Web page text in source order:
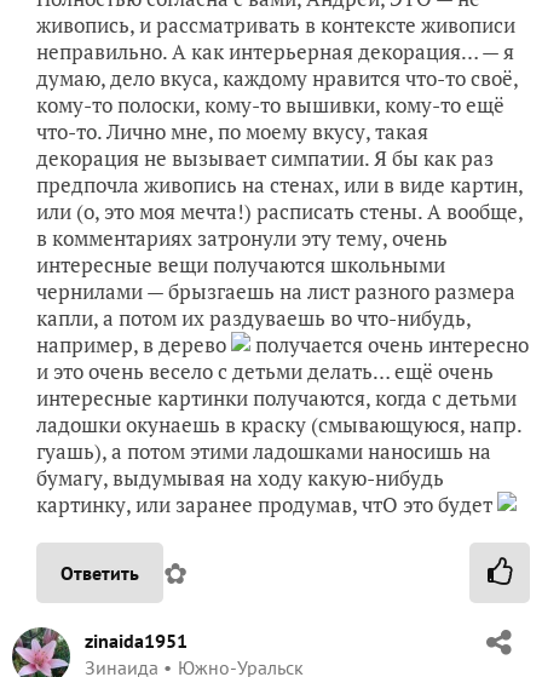
живопись, и рассматривать в контексте живописи
неправильно. А как интерьерная декорация… — я
думаю, дело вкуса, каждому нравится что-то своё,
кому-то полоски, кому-то вышивки, кому-то ещё
что-то. Лично мне, по моему вкусу, такая
декорация не вызывает симпатии. Я бы как раз
предпочла живопись на стенах, или в виде картин,
или (о, это моя мечта!) расписать стены. А вообще,
в комментариях затронули эту тему, очень
интересные вещи получаются школьными
чернилами — брызгаешь на лист разного размера
капли, а потом их раздуваешь во что-нибудь,
например, в дерево
получается очень интересно
и это очень весело с детьми делать… ещё очень
интересные картинки получаются, когда с детьми
ладошки окунаешь в краску (смывающуюся, напр.
гуашь), а потом этими ладошками наносишь на
бумагу, выдумывая на ходу какую-нибудь
картинку, или заранее продумав, чтО это будет
Ответить ✿
zinaida1951
Зинаида
Южно-Уральск